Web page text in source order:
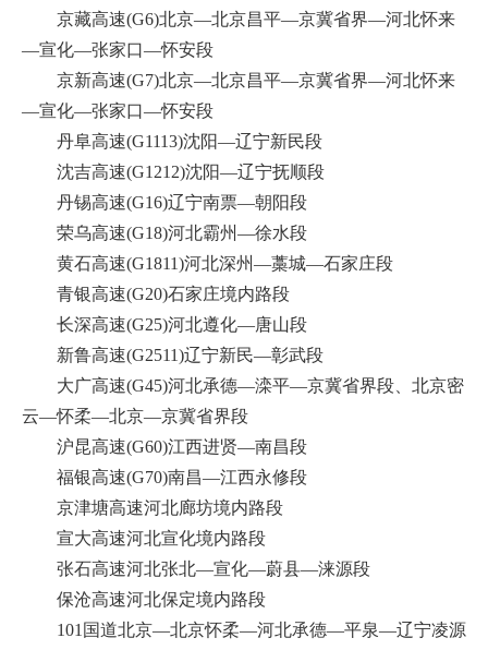
京藏高速(G6)北京—北京昌平—京冀省界—河北怀来
—宣化—张家口—怀安段
京新高速(G7)北京—北京昌平—京冀省界—河北怀来
—宣化—张家口—怀安段
丹阜高速(G1113)沈阳—辽宁新民段
沈吉高速(G1212)沈阳—辽宁抚顺段
丹锡高速(G16)辽宁南票—朝阳段
荣乌高速(G18)河北霸州—徐水段
黄石高速(G1811)河北深州—藁城—石家庄段
青银高速(G20)石家庄境内路段
长深高速(G25)河北遵化—唐山段
新鲁高速(G2511)辽宁新民—彰武段
大广高速(G45)河北承德—滦平—京冀省界段、北京密
云—怀柔—北京—京冀省界段
沪昆高速(G60)江西进贤—南昌段
福银高速(G70)南昌—江西永修段
京津塘高速河北廊坊境内路段
宣大高速河北宣化境内路段
张石高速河北张北—宣化—蔚县—涞源段
保沧高速河北保定境内路段
101国道北京—北京怀柔—河北承德—平泉—辽宁凌源